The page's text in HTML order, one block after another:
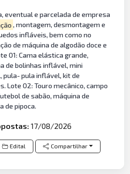
eventual e parcelada de empresa
, montagem, desmontagem e
infláveis, bem como no
de máquina de algodão doce e
01: Cama elástica grande,
de bolinhas inflável, mini
pula inflável, kit de
Lote 02: Touro mecânico, campo
de sabão, máquina de
de pipoca.
17/08/2026
Edital Compartilhar